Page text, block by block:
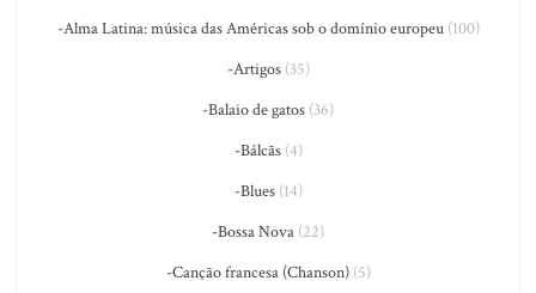
-Alma Latina: música das Américas sob o domínio europeu(100)
-Artigos(35)
-Balaio de gatos (36)
-Bálcãs(4)
-Blues(14)
-Bossa Nova (22)
-Canção francesa (Chanson)(5)